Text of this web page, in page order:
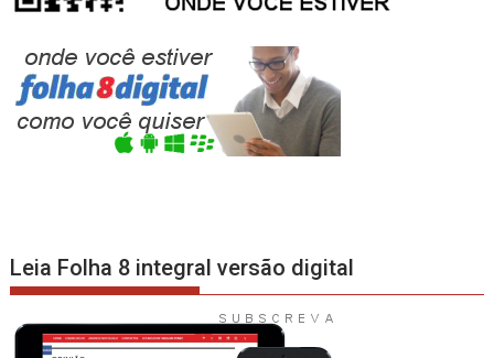
Leia Folha 8 integral versão digital